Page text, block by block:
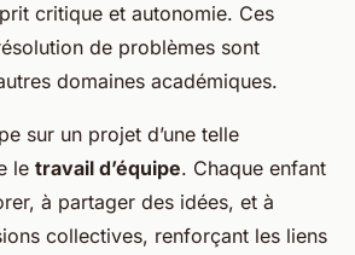
critique et autonomie. Ces
de problèmes sont
domaines académiques.
sur un projet d’une telle
le travail d’équipe. Chaque enfant
à partager des idées, et à
collectives, renforçant les liens